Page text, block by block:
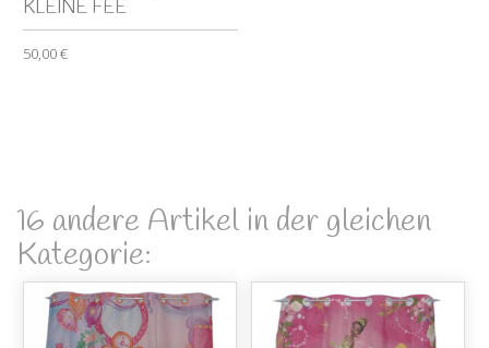
KLEINE FEE
50,00 €
16 andere Artikel in der gleichen
Kategorie: